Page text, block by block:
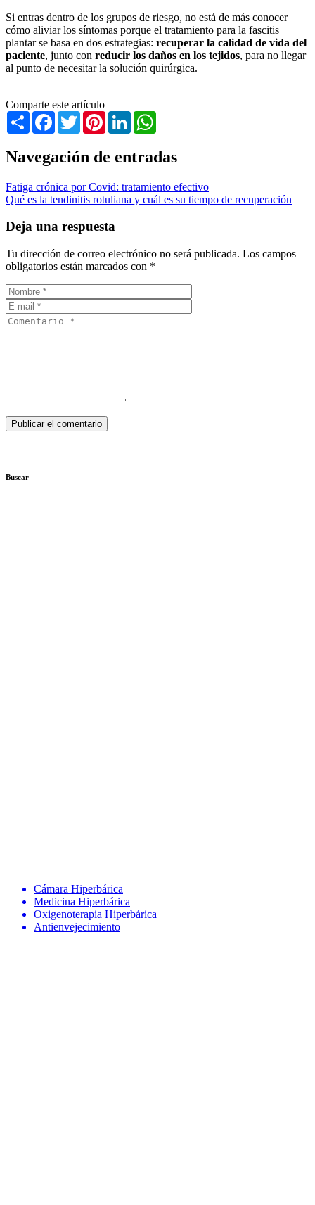
Si entras dentro de los grupos de riesgo, no está de más conocer
cómo aliviar los síntomas porque el tratamiento para la fascitis
plantar se basa en dos estrategias: recuperar la calidad de vida del
paciente, junto con reducir los daños en los tejidos, para no llegar
al punto de necesitar la solución quirúrgica.
Comparte este artículo
Share Facebook
TwitterPinterestLinkedIn
Navegación de entradas
Fatiga crónica por Covid: tratamiento efectivo
Qué es la tendinitis rotuliana y cuál es su tiempo de recuperación
Deja una respuesta
Tu dirección de correo electrónico no será publicada. Los campos
obligatorios están marcados con *
Buscar
Cámara Hiperbárica
Medicina Hiperbárica
Oxigenoterapia Hiperbárica
Antienvejecimiento